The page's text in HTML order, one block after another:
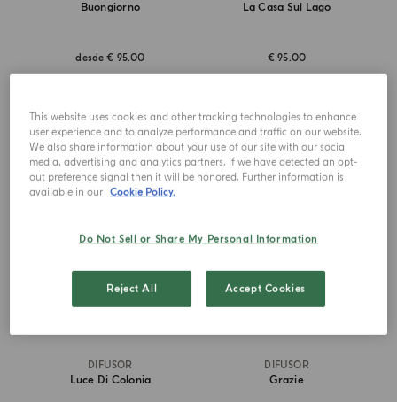
Buongiorno
desde€ 95.00
La Casa Sul Lago
€ 95.00
LOS MÁS VENDIDOS
DIFUSOR
Luce Di Colonia
DIFUSOR
Grazie
This website uses cookies and other tracking technologies to enhance
user experience and to analyze performance and traffic on our website.
We also share information about your use of our site with our social
media, advertising and analytics partners. If we have detected an opt-
out preference signal then it will be honored. Further information is
available in our Cookie Policy.
Do Not Sell or Share My Personal Information
Reject All Accept Cookies